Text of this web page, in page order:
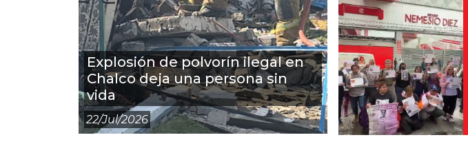
Explosión de polvorín ilegal en
Chalco deja una persona sin
vida
22/jul/2026